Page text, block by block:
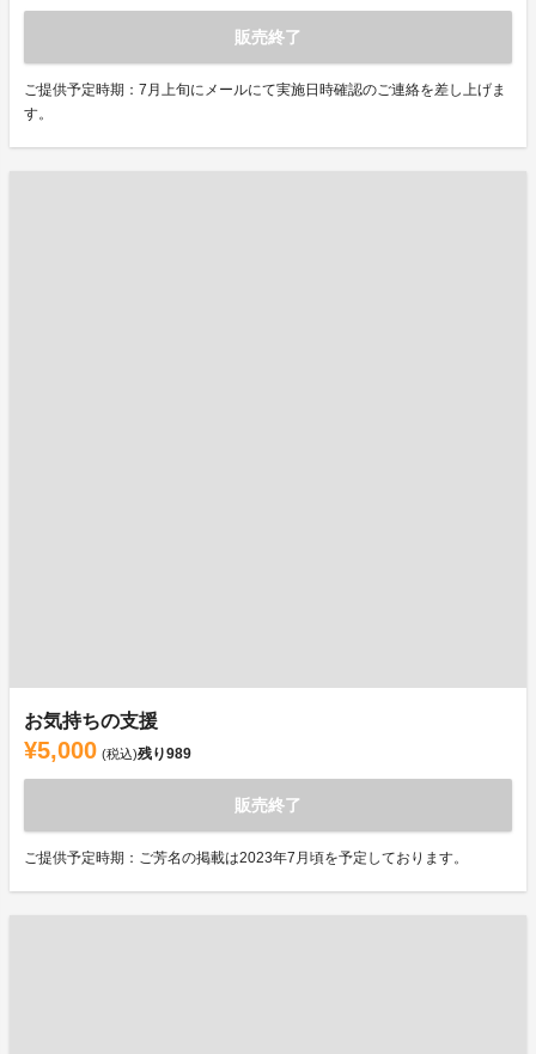
販売終了
ご提供予定時期：7月上旬にメールにて実施日時確認のご連絡を差し上げま
す。
お気持ちの支援
¥5,000 (税込)残り989
販売終了
ご提供予定時期：ご芳名の掲載は2023年7月頃を予定しております。